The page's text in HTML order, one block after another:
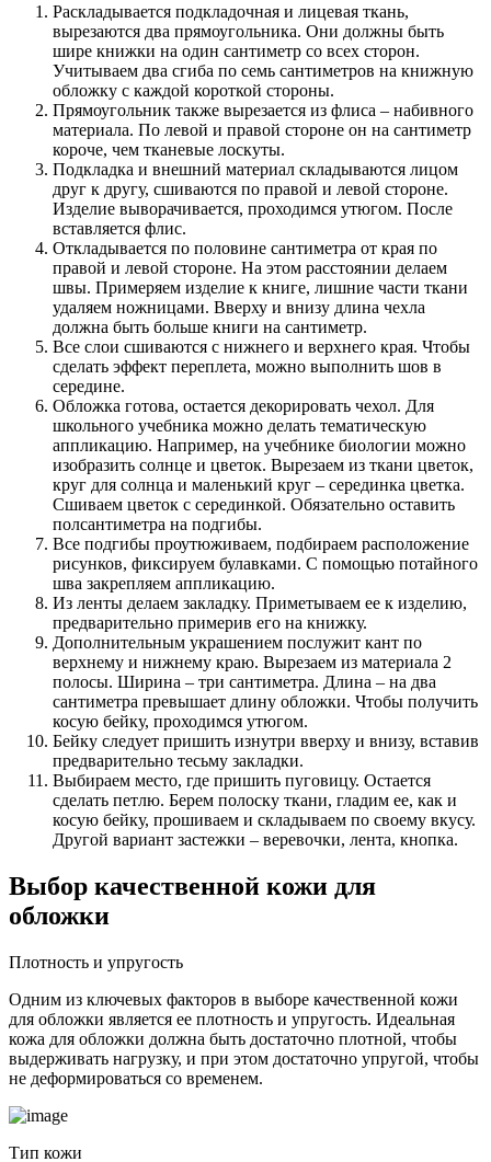
Раскладывается подкладочная и лицевая ткань,
вырезаются два прямоугольника. Они должны быть
шире книжки на один сантиметр со всех сторон.
Учитываем два сгиба по семь сантиметров на книжную
обложку с каждой короткой стороны.
Прямоугольник также вырезается из флиса – набивного
материала. По левой и правой стороне он на сантиметр
короче, чем тканевые лоскуты.
Подкладка и внешний материал складываются лицом
друг к другу, сшиваются по правой и левой стороне.
Изделие выворачивается, проходимся утюгом. После
вставляется флис.
Откладывается по половине сантиметра от края по
правой и левой стороне. На этом расстоянии делаем
швы. Примеряем изделие к книге, лишние части ткани
удаляем ножницами. Вверху и внизу длина чехла
должна быть больше книги на сантиметр.
Все слои сшиваются с нижнего и верхнего края. Чтобы
сделать эффект переплета, можно выполнить шов в
середине.
Обложка готова, остается декорировать чехол. Для
школьного учебника можно делать тематическую
аппликацию. Например, на учебнике биологии можно
изобразить солнце и цветок. Вырезаем из ткани цветок,
круг для солнца и маленький круг – серединка цветка.
Сшиваем цветок с серединкой. Обязательно оставить
полсантиметра на подгибы.
Все подгибы проутюживаем, подбираем расположение
рисунков, фиксируем булавками. С помощью потайного
шва закрепляем аппликацию.
Из ленты делаем закладку. Приметываем ее к изделию,
предварительно примерив его на книжку.
Дополнительным украшением послужит кант по
верхнему и нижнему краю. Вырезаем из материала 2
полосы. Ширина – три сантиметра. Длина – на два
сантиметра превышает длину обложки. Чтобы получить
косую бейку, проходимся утюгом.
Бейку следует пришить изнутри вверху и внизу, вставив
предварительно тесьму закладки.
Выбираем место, где пришить пуговицу. Остается
сделать петлю. Берем полоску ткани, гладим ее, как и
косую бейку, прошиваем и складываем по своему вкусу.
Другой вариант застежки – веревочки, лента, кнопка.
Выбор качественной кожи для
обложки
Плотность и упругость
Одним из ключевых факторов в выборе качественной кожи
для обложки является ее плотность и упругость. Идеальная
кожа для обложки должна быть достаточно плотной, чтобы
выдерживать нагрузку, и при этом достаточно упругой, чтобы
не деформироваться со временем.
Тип кожи